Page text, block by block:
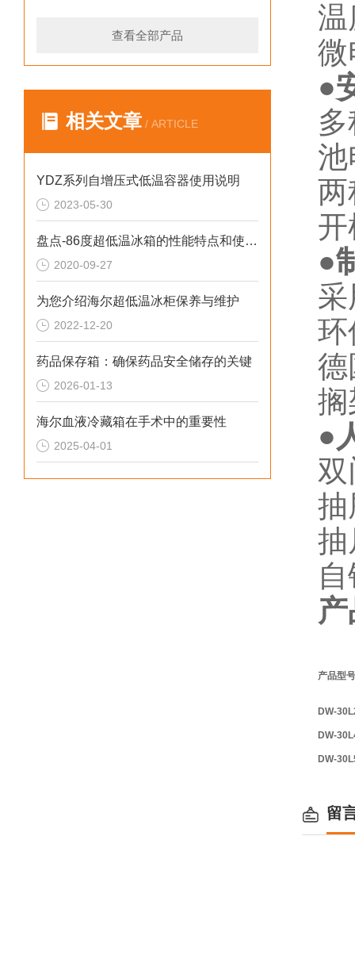
查看全部产品
相关文章 / ARTICLE
YDZ系列自增压式低温容器使用说明
2023-05-30
盘点-86度超低温冰箱的性能特点和使用要点
2020-09-27
为您介绍海尔超低温冰柜保养与维护
2022-12-20
药品保存箱：确保药品安全储存的关键
2026-01-13
海尔血液冷藏箱在手术中的重要性
2025-04-01
微
●
两
●
环
德
搁
●
抽
抽
产品型号
DW-
DW-
DW-
留